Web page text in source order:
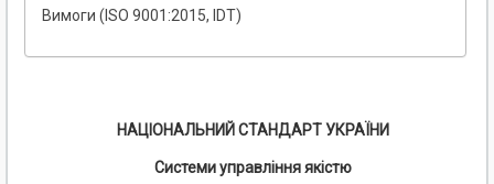
Вимоги (ISO 9001:2015, IDT)
НАЦІОНАЛЬНИЙ СТАНДАРТ УКРАЇНИ
Системи управління якістю